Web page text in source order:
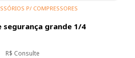
P/ COMPRESSORES
segurança grande 1/4
R$ Consulte